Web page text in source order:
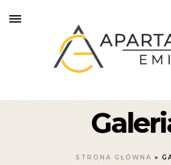
STRONA GŁÓWNA »